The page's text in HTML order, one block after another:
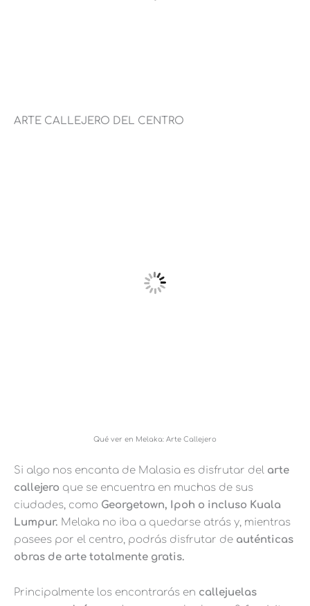
ARTE CALLEJERO DEL CENTRO
Qué ver en Melaka: Arte Callejero
Si algo nos encanta de Malasia es disfrutar del arte
callejero que se encuentra en muchas de sus
ciudades, como Georgetown, Ipoh o incluso Kuala
Lumpur. Melaka no iba a quedarse atrás y, mientras
pasees por el centro, podrás disfrutar de auténticas
obras de arte totalmente gratis.
Principalmente los encontrarás en callejuelas